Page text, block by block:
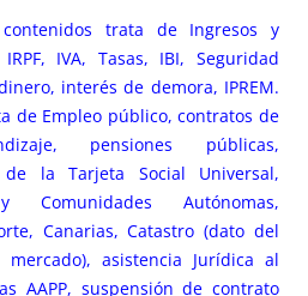
trata de Ingresos y
IVA, Tasas, IBI, Seguridad
interés de demora, IPREM.
de Empleo público, contratos de
pensiones públicas,
de la Tarjeta Social Universal,
Comunidades Autónomas,
Canarias, Catastro (dato del
asistencia Jurídica al
AAPP, suspensión de contrato